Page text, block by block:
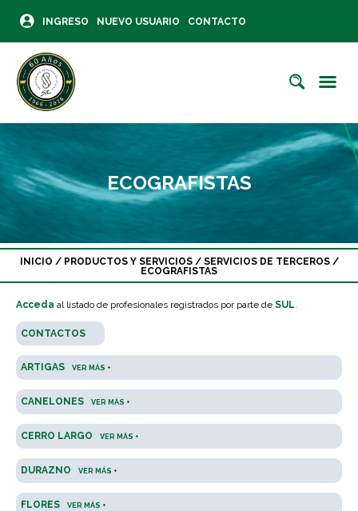
INGRESO NUEVO USUARIO CONTACTO
ECOGRAFISTAS
INICIO / PRODUCTOS Y SERVICIOS/ SERVICIOS DE TERCEROS/
ECOGRAFISTAS
Acceda al listado de profesionales registrados por parte de SUL
CONTACTOS
ARTIGAS VER MÁS +
CANELONES VER MÁS +
CERRO LARGO VER MÁS +
DURAZNO VER MÁS +
FLORES VER MÁS +